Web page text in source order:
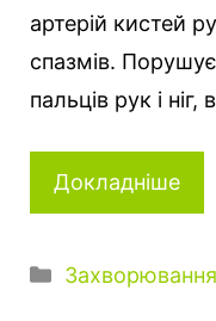
артерій кистей
спазмів.
пальців рук і ніг,
Докладніше
К
Захворювання